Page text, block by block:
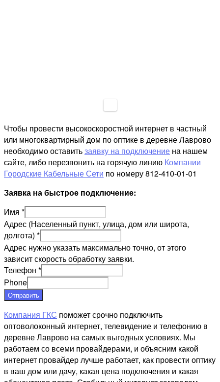
Чтобы провести высокоскоростной интернет в частный
или многоквартирный дом по оптике в деревне Лаврово
необходимо оставитьзаявку на подключение на нашем
сайте, либо перезвонить на горячую линию Компании
Городские Кабельные Сети по номеру 812-410-01-01
Заявка на быстрое подключение:
Имя *
Адрес (Населенный пункт, улица, дом или широта,
долгота) *
Адрес нужно указать максимально точно, от этого
зависит скорость обработку заявки.
Телефон *
Phone
Отправить
Компания ГКС поможет срочно подключить
оптоволоконный интернет, телевидение и телефонию в
деревне Лаврово на самых выгодных условиях. Мы
работаем со всеми провайдерами, и объясним какой
интернет провайдер лучше работает, как провести оптику
в ваш дом или дачу, какая цена подключения и какая